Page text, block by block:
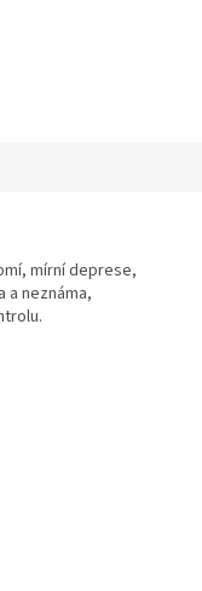
mírní deprese,
a neznáma,